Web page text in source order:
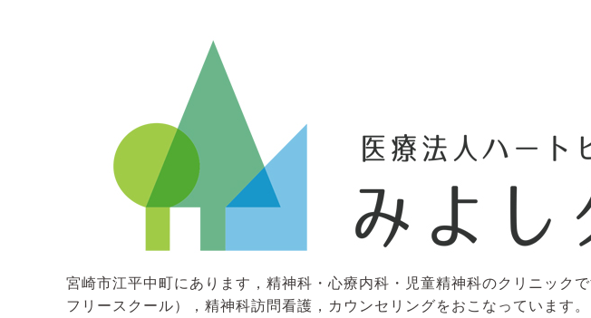
宮崎市江平中町にあります，精神科・心療内科・児童精神科のクリニック
フリースクール），精神科訪問看護，カウンセリングをおこなっています。